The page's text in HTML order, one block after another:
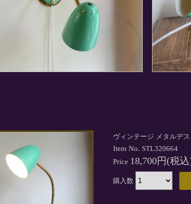
ヴィンテージ メタルデス
Item No. STL320664
Price 18,700円(税
購入数